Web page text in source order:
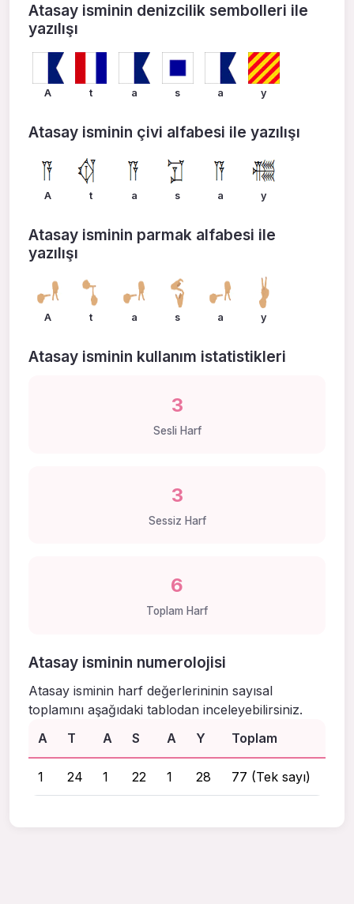
Atasay isminin denizcilik sembolleri ile
yazılışı
A t a s a y
Atasay isminin çivi alfabesi ile yazılışı
A t a s a y
Atasay isminin parmak alfabesi ile
yazılışı
A t a s a y
Atasay isminin kullanım istatistikleri
3
Sesli Harf
3
Sessiz Harf
6
Toplam Harf
Atasay isminin numerolojisi
Atasay isminin harf değerlerininin sayısal
toplamını aşağıdaki tablodan inceleyebilirsiniz.
A
T A S A Y Toplam
1 24 1 22 1 28 77 (Tek sayı)